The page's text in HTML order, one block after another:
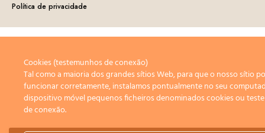
Política de privacidade
Cookies (testemunhos de conexão)
Tal como a maioria dos grandes sítios Web, para que o nosso sítio
funcionar corretamente, instalamos pontualmente no seu
dispositivo móvel pequenos ficheiros denominados cookies ou
de conexão.